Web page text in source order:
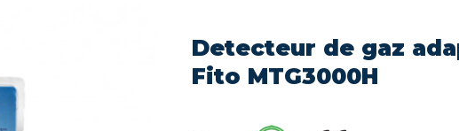
Detecteur de gaz
Fito MTG3000H